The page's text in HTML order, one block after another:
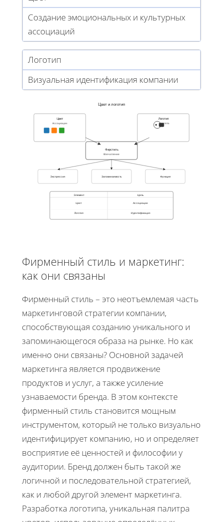
Создание эмоциональных и культурных
ассоциаций
Логотип
Визуальная идентификация компании
Цвет и логотип
Цвет
Ассоциации
Логотип
Простота
Фирстиль
Впечатление
Экспрессия Запоминаемость Функция
Элемент Цель
Цвет Ассоциации
Логотип Идентификация
Фирменный стиль и маркетинг:
как они связаны
Фирменный стиль – это неотъемлемая часть
маркетинговой стратегии компании,
способствующая созданию уникального и
запоминающегося образа на рынке. Но как
именно они связаны? Основной задачей
маркетинга является продвижение
продуктов и услуг, а также усиление
узнаваемости бренда. В этом контексте
фирменный стиль становится мощным
инструментом, который не только визуально
идентифицирует компанию, но и определяет
восприятие её ценностей и философии у
аудитории. Бренд должен быть такой же
логичной и последовательной стратегией,
как и любой другой элемент маркетинга.
Разработка логотипа, уникальная палитра